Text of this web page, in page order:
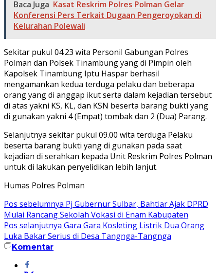
Baca Juga Kasat Reskrim Polres Polman Gelar
Konferensi Pers Terkait Dugaan Pengeroyokan di
Kelurahan Polewali
Sekitar pukul 04.23 wita Personil Gabungan Polres
Polman dan Polsek Tinambung yang di Pimpin oleh
Kapolsek Tinambung Iptu Haspar berhasil
mengamankan kedua terduga pelaku dan beberapa
orang yang di anggap ikut serta dalam kejadian tersebut
di atas yakni KS, KL, dan KSN beserta barang bukti yang
di gunakan yakni 4 (Empat) tombak dan 2 (Dua) Parang.
Selanjutnya sekitar pukul 09.00 wita terduga Pelaku
beserta barang bukti yang di gunakan pada saat
kejadian di serahkan kepada Unit Reskrim Polres Polman
untuk di lakukan penyelidikan lebih lanjut.
Humas Polres Polman
Navigasi
pos
Pos sebelumnya Pj Gubernur Sulbar, Bahtiar Ajak DPRD
Mulai Rancang Sekolah Vokasi di Enam Kabupaten
Pos selanjutnya Gara Gara Kosleting Listrik Dua Orang
Luka Bakar Serius di Desa Tangnga-Tangnga
Komentar